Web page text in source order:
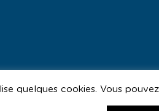
quelques cookies. Vous